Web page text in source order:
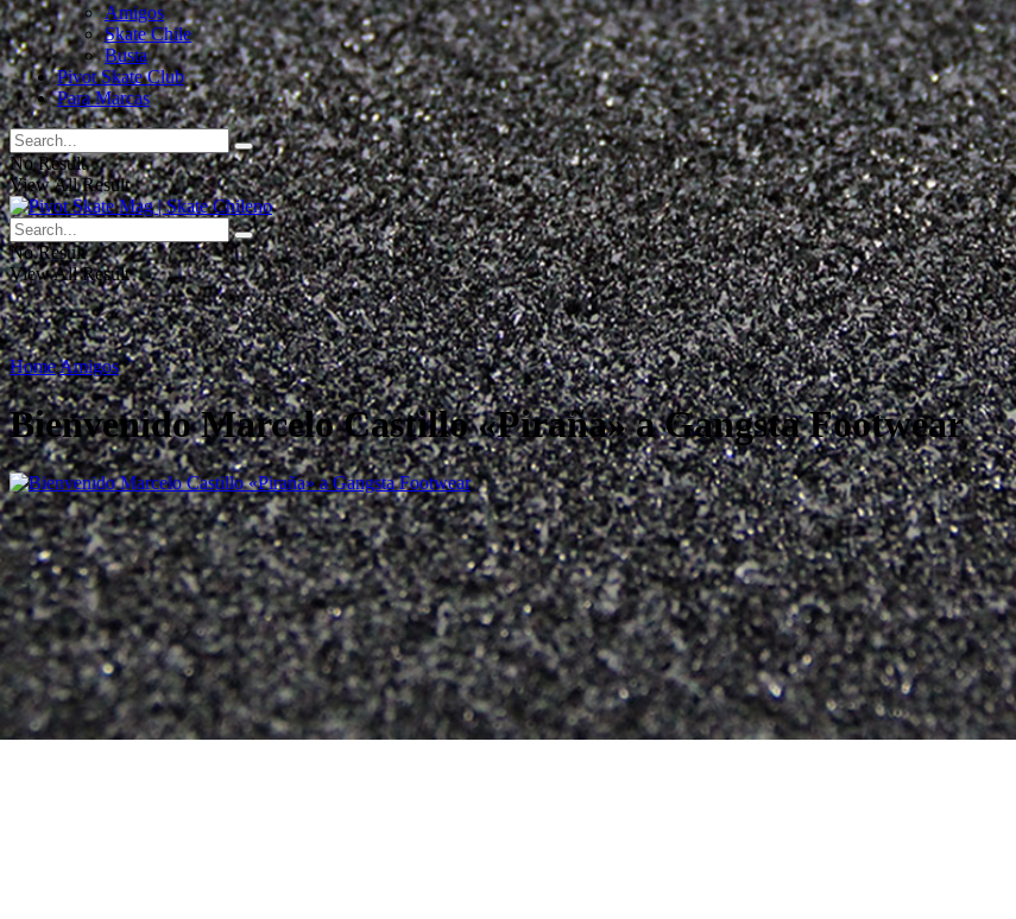
Amigos
Skate Chile
Busta
Pivot Skate Club
Para Marcas
No Result
View All Result
No Result
View All Result
HomeAmigos
Bienvenido Marcelo Castillo «Piraña» a Gangsta Footwear